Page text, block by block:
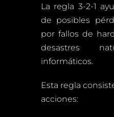
La regla 3-2-1
de posibles
por fallos de
desastres
informáticos.
Esta regla
acciones: